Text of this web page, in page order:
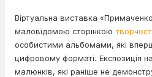
Віртуальна виставка
маловідомою сторінкою
особистими альбомами, які
цифровому форматі. Експозиція
малюнків, які раніше не